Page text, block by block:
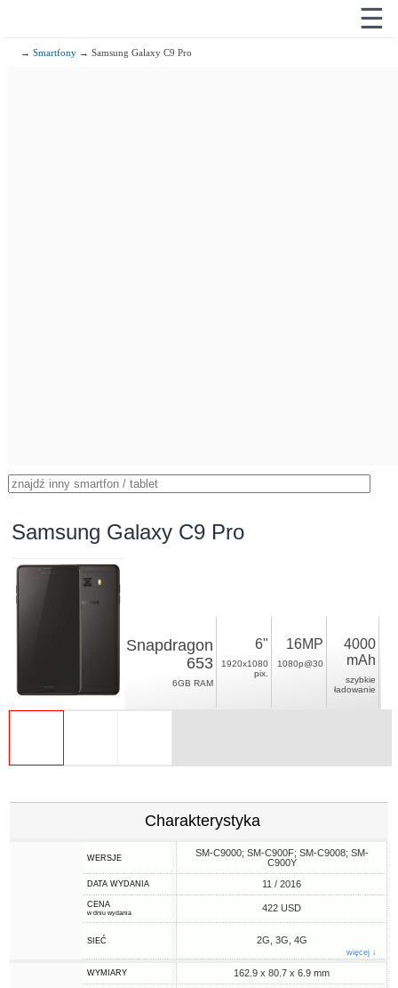
☰
→Smartfony → Samsung Galaxy C9 Pro
Samsung Galaxy C9 Pro
Snapdragon
653
6GB RAM
6"
1920x1080
pix.
16MP
1080p@30
4000
mAh
szybkie
ładowanie
Charakterystyka
WERSJE
SM-C9000; SM-C900F; SM-C9008; SM-
C900Y
DATA WYDANIA 11 / 2016
CENA
w dniu wydania 422 USD
SIEĆ 2G, 3G, 4G
więcej ↓
WYMIARY 162.9 x 80.7 x 6.9 mm